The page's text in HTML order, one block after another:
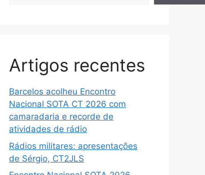
Artigos recentes
Barcelos acolheu Encontro
Nacional SOTA CT 2026 com
camaradaria e recorde de
atividades de rádio
Rádios militares: apresentações
de Sérgio, CT2JLS